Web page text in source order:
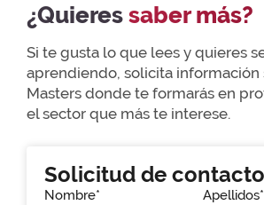
¿Quieressaber más?
Si te gusta lo que lees y quieres
aprendiendo, solicita información
Masters donde te formarás en
el sector que más te interese.
Solicitud de
Nombre* Apellidos*